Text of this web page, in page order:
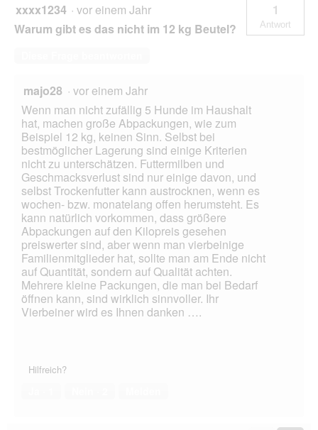
xxxx1234 · vor einem Jahr
Warum gibt es das nicht im 12 kg Beutel?
1
Antwort
majo28 · vor einem Jahr
Wenn man nicht zufällig 5 Hunde im Haushalt
hat, machen große Abpackungen, wie zum
Beispiel 12 kg, keinen Sinn. Selbst bei
bestmöglicher Lagerung sind einige Kriterien
nicht zu unterschätzen. Futtermilben und
Geschmacksverlust sind nur einige davon, und
selbst Trockenfutter kann austrocknen, wenn es
wochen- bzw. monatelang offen herumsteht. Es
kann natürlich vorkommen, dass größere
Abpackungen auf den Kilopreis gesehen
preiswerter sind, aber wenn man vierbeinige
Familienmitglieder hat, sollte man am Ende nicht
auf Quantität, sondern auf Qualität achten.
Mehrere kleine Packungen, die man bei Bedarf
öffnen kann, sind wirklich sinnvoller. Ihr
Vierbeiner wird es Ihnen danken ….
Hilfreich?